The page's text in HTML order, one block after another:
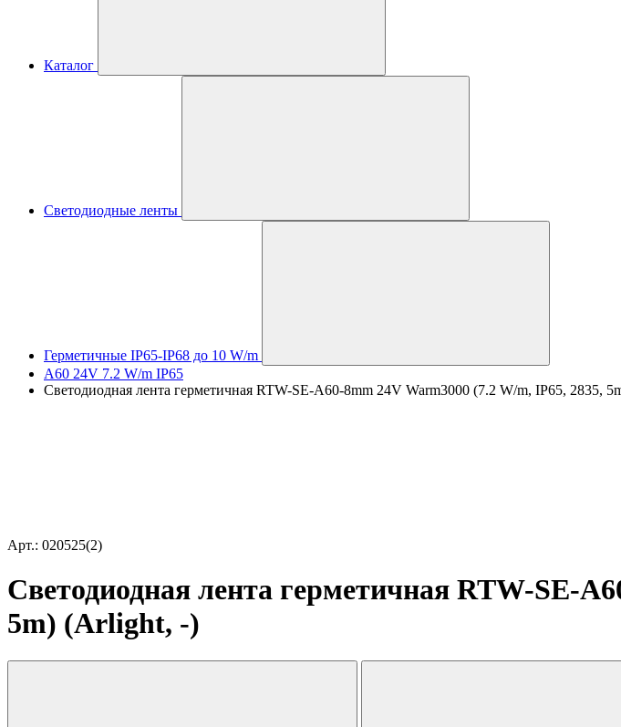
Каталог
Светодиодные ленты
Герметичные IP65-IP68 до 10 W/m
A60 24V 7.2 W/m IP65
Светодиодная лента герметичная RTW-SE-A60-8mm 24V Warm3000 (7.2 W/m, IP65, 2835,
Арт.: 020525(2)
Светодиодная лента герметичная RTW-SE-
5m) (Arlight, -)